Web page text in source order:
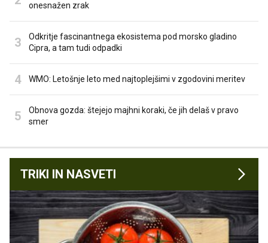
onesnažen zrak
Odkritje fascinantnega ekosistema pod morsko gladino
Cipra, a tam tudi odpadki
WMO: Letošnje leto med najtoplejšimi v zgodovini meritev
Obnova gozda: štejejo majhni koraki, če jih delaš v pravo
smer
TRIKI IN NASVETI